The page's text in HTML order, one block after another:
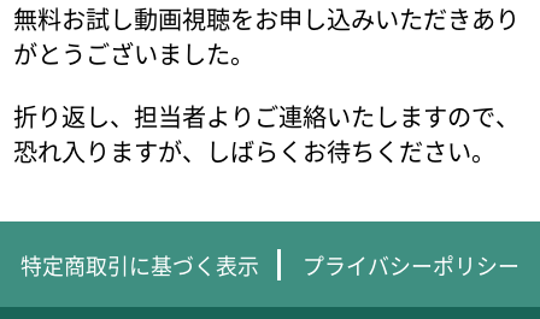
無料お試し動画視聴をお申し込みいただきあり
がとうございました。
折り返し、担当者よりご連絡いたしますので、
恐れ入りますが、しばらくお待ちください。
特定商取引に基づく表示 プライバシーポリシー